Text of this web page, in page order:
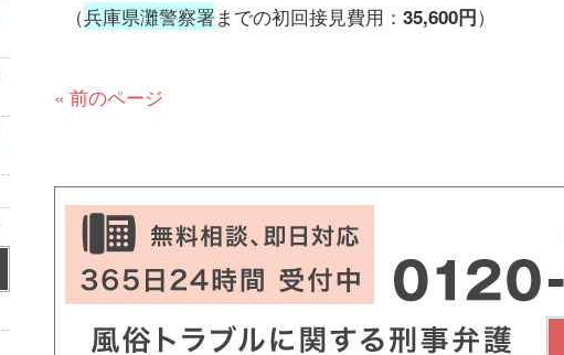
（兵庫県灘警察署までの初回接見費用： 35,600円）
« 前のページ